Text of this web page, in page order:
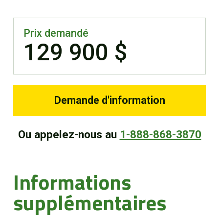
Prix demandé
129 900 $
Demande d'information
Ou appelez-nous au 1-888-868-3870
Informations
supplémentaires